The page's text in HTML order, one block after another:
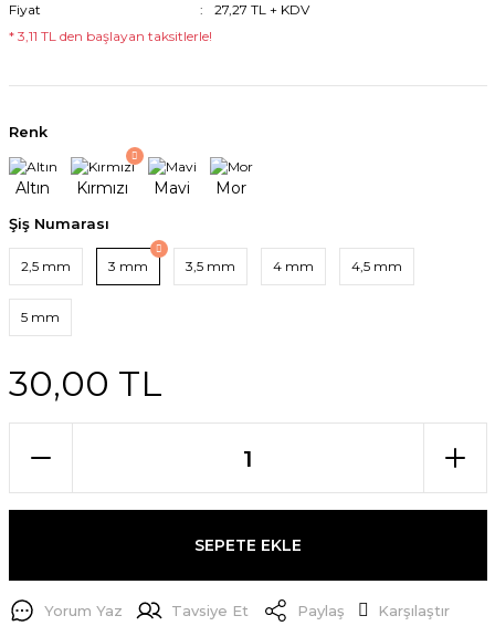
Fiyat
27,27 TL + KDV
* 3,11 TL den başlayan taksitlerle!
Renk
Şiş Numarası
2,5 mm 3 mm 3,5 mm 4 mm 4,5 mm
5 mm
30,00 TL
SEPETE EKLE
Yorum Yaz Tavsiye Et Paylaş Karşılaştır